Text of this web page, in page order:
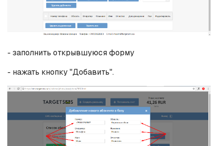
- заполнить открывшуюся форму
- нажать кнопку "Добавить".